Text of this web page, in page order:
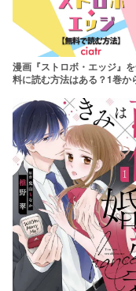
漫画『ストロボ・エッジ』
料に読む方法はある？1巻か